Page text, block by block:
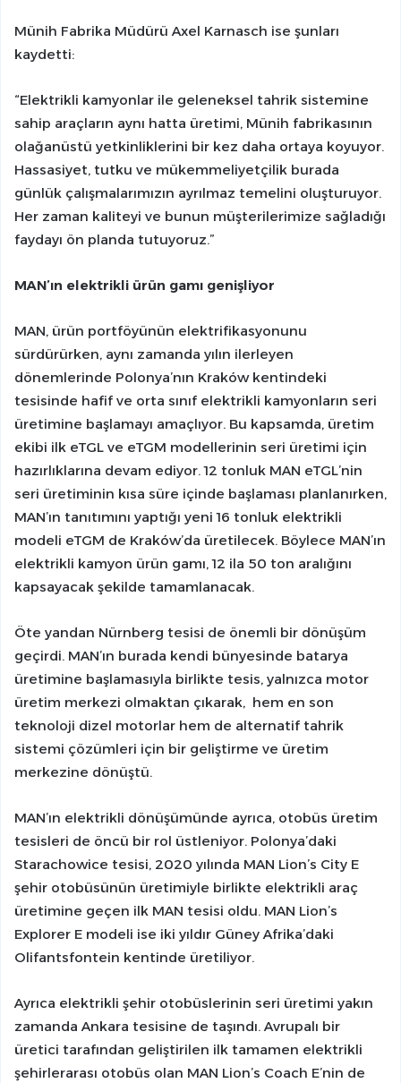
Münih Fabrika Müdürü Axel Karnasch ise şunları
kaydetti:
“Elektrikli kamyonlar ile geleneksel tahrik sistemine
sahip araçların aynı hatta üretimi, Münih fabrikasının
olağanüstü yetkinliklerini bir kez daha ortaya koyuyor.
Hassasiyet, tutku ve mükemmeliyetçilik burada
günlük çalışmalarımızın ayrılmaz temelini oluşturuyor.
Her zaman kaliteyi ve bunun müşterilerimize sağladığı
faydayı ön planda tutuyoruz.”
MAN’ın elektrikli ürün gamı genişliyor
MAN, ürün portföyünün elektrifikasyonunu
sürdürürken, aynı zamanda yılın ilerleyen
dönemlerinde Polonya’nın Kraków kentindeki
tesisinde hafif ve orta sınıf elektrikli kamyonların seri
üretimine başlamayı amaçlıyor. Bu kapsamda, üretim
ekibi ilk eTGL ve eTGM modellerinin seri üretimi için
hazırlıklarına devam ediyor. 12 tonluk MAN eTGL’nin
seri üretiminin kısa süre içinde başlaması planlanırken,
MAN’ın tanıtımını yaptığı yeni 16 tonluk elektrikli
modeli eTGM de Kraków’da üretilecek. Böylece MAN’ın
elektrikli kamyon ürün gamı, 12 ila 50 ton aralığını
kapsayacak şekilde tamamlanacak.
Öte yandan Nürnberg tesisi de önemli bir dönüşüm
geçirdi. MAN’ın burada kendi bünyesinde batarya
üretimine başlamasıyla birlikte tesis, yalnızca motor
üretim merkezi olmaktan çıkarak, hem en son
teknoloji dizel motorlar hem de alternatif tahrik
sistemi çözümleri için bir geliştirme ve üretim
merkezine dönüştü.
MAN’ın elektrikli dönüşümünde ayrıca, otobüs üretim
tesisleri de öncü bir rol üstleniyor. Polonya’daki
Starachowice tesisi, 2020 yılında MAN Lion’s City E
şehir otobüsünün üretimiyle birlikte elektrikli araç
üretimine geçen ilk MAN tesisi oldu. MAN Lion’s
Explorer E modeli ise iki yıldır Güney Afrika’daki
Olifantsfontein kentinde üretiliyor.
Ayrıca elektrikli şehir otobüslerinin seri üretimi yakın
zamanda Ankara tesisine de taşındı. Avrupalı bir
üretici tarafından geliştirilen ilk tamamen elektrikli
şehirlerarası otobüs olan MAN Lion’s Coach E’nin de